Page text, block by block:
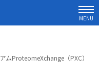
MENU
ムProteomeXchange（PXC）